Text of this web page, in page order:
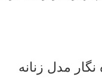
مدل زنانه